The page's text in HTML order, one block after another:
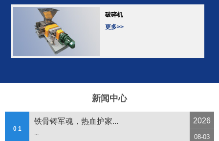
破碎机
更多>>
新闻中心
0 1
铁骨铸军魂，热血护家...
...
2026
08-03